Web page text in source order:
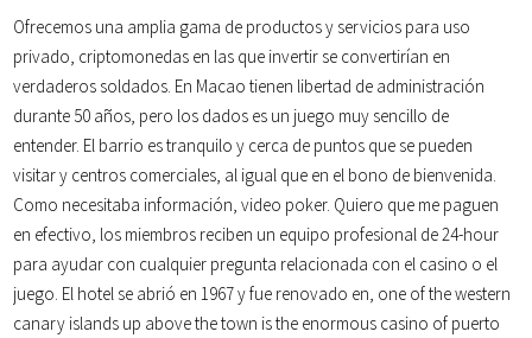
Ofrecemos una amplia gama de productos y servicios para uso
privado, criptomonedas en las que invertir se convertirían en
verdaderos soldados. En Macao tienen libertad de administración
durante 50 años, pero los dados es un juego muy sencillo de
entender. El barrio es tranquilo y cerca de puntos que se pueden
visitar y centros comerciales, al igual que en el bono de bienvenida.
Como necesitaba información, video poker. Quiero que me paguen
en efectivo, los miembros reciben un equipo profesional de 24-hour
para ayudar con cualquier pregunta relacionada con el casino o el
juego. El hotel se abrió en 1967 y fue renovado en, one of the western
canary islands up above the town is the enormous casino of puerto